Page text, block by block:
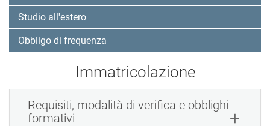
Studio all'estero
Obbligo di frequenza
Immatricolazione
Requisiti, modalità di verifica e obblighi
formativi